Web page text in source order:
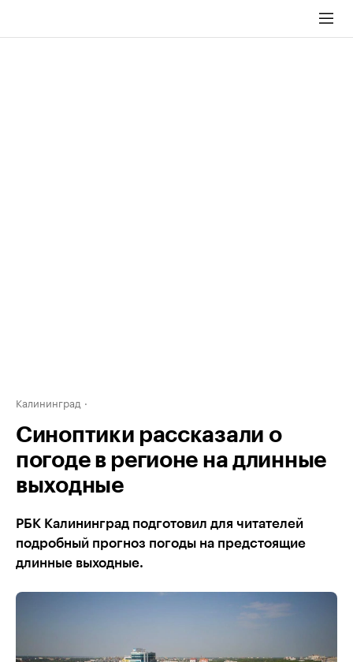
Калининград
Синоптики рассказали о
погоде в регионе на длинные
выходные
РБК Калининград подготовил для читателей
подробный прогноз погоды на предстоящие
длинные выходные.